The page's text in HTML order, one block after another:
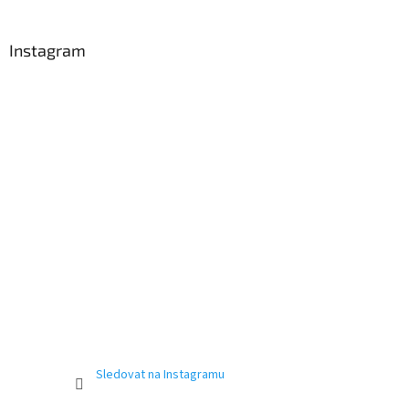
Instagram
Sledovat na Instagramu